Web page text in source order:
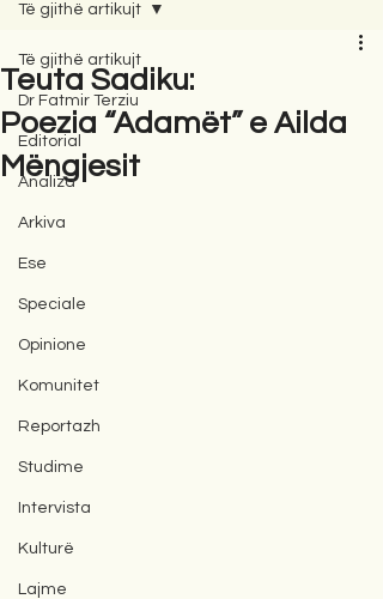
Të gjithë artikujt
Dr Fatmir Terziu
Editorial
Analiza
Arkiva
Ese
Speciale
Opinione
Komunitet
Reportazh
Studime
Intervista
Kulturë
Lajme
Të gjithë artikujt
Teuta Sadiku:
Poezia “Adamët” e Ailda
Mëngjesit